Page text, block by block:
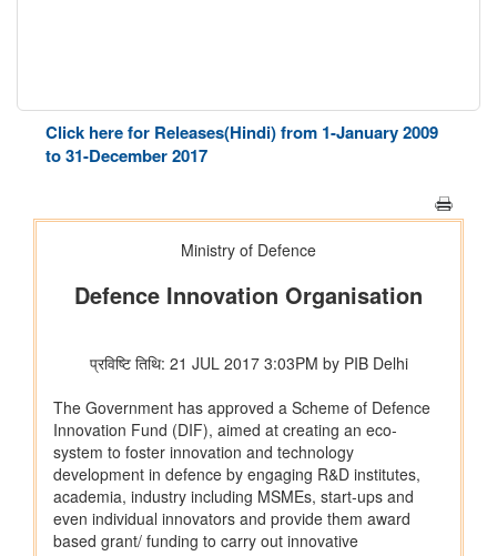
Click here for Releases(Hindi) from 1-January 2009
to 31-December 2017